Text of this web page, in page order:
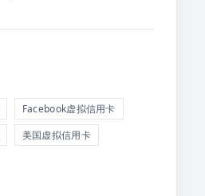
Facebook虚拟信用卡
美国虚拟信用卡